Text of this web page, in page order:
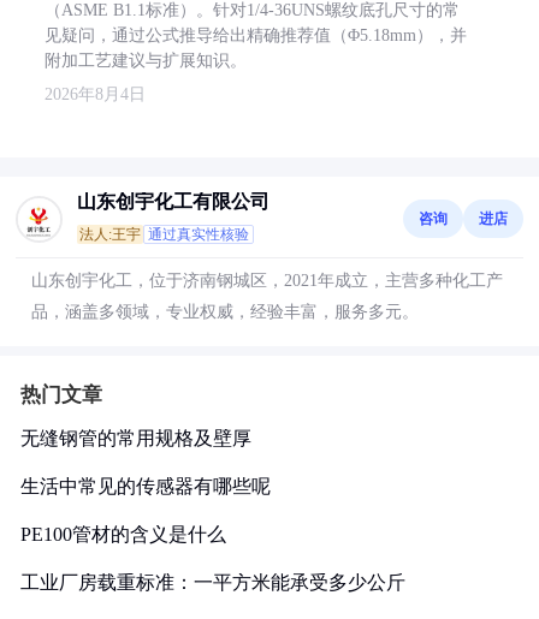
（ASME B1.1标准）。针对1/4-36UNS螺纹底孔尺寸的常
见疑问，通过公式推导给出精确推荐值（Φ5.18mm），并
附加工艺建议与扩展知识。
2026年8月4日
山东创宇化工有限公司
法人:王宇 通过真实性核验
咨询 进店
山东创宇化工，位于济南钢城区，2021年成立，主营多种化工产
品，涵盖多领域，专业权威，经验丰富，服务多元。
热门文章
无缝钢管的常用规格及壁厚
生活中常见的传感器有哪些呢
PE100管材的含义是什么
工业厂房载重标准：一平方米能承受多少公斤